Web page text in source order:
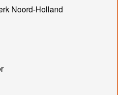
Noord-Holland